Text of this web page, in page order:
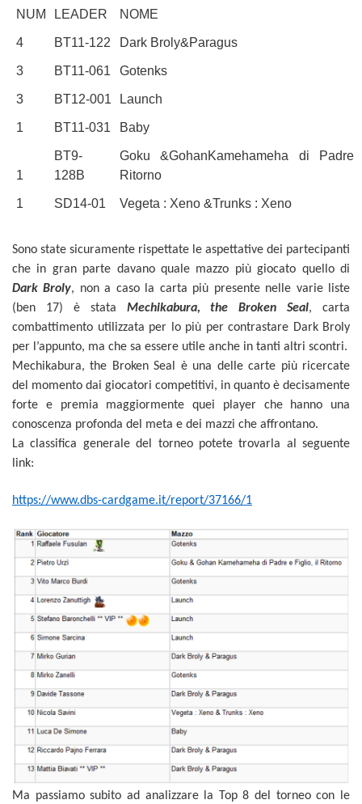
NUM LEADER NOME
4 BT11-122 Dark Broly&Paragus
3 BT11-061 Gotenks
3 BT12-001 Launch
1 BT11-031 Baby
1
BT9-
128B
Goku &GohanKamehameha di
Ritorno
1 SD14-01 Vegeta : Xeno &Trunks : Xeno
Sono state sicuramente rispettate le aspettative dei partecipanti
che in gran parte davano quale mazzo più giocato quello di
Dark Broly, non a caso la carta più presente nelle varie liste
(ben 17) è stata Mechikabura, the Broken Seal, carta
combattimento utilizzata per lo più per contrastare Dark Broly
per l’appunto, ma che sa essere utile anche in tanti altri scontri.
Mechikabura, the Broken Seal è una delle carte più ricercate
del momento dai giocatori competitivi, in quanto è decisamente
forte e premia maggiormente quei player che hanno una
conoscenza profonda del meta e dei mazzi che affrontano.
La classifica generale del torneo potete trovarla al seguente
link:
https://www.dbs-cardgame.it/report/37166/1
Ma passiamo subito ad analizzare la Top 8 del torneo con le